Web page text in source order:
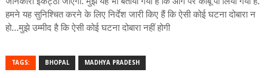
हमने यह सुनिश्चित करने के लिए निर्देश जारी किए हैं कि ऐसी कोई घटना दोबारा न
हो...मुझे उम्मीद है कि ऐसी कोई घटना दोबारा नहीं होगी
TAGS: BHOPAL MADHYA PRADESH